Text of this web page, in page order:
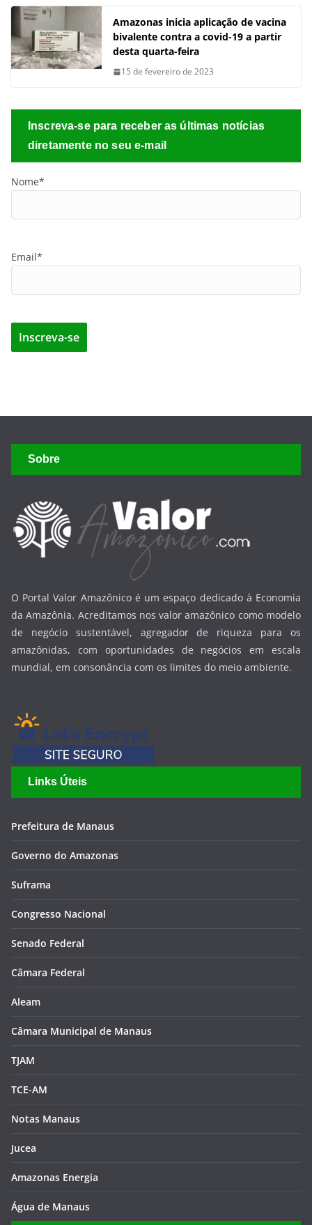
Amazonas inicia aplicação de vacina
bivalente contra a covid-19 a partir
desta quarta-feira
15 de fevereiro de 2023
Inscreva-se para receber as últimas notícias
diretamente no seu e-mail
Nome*
Email*
Sobre
O Portal Valor Amazônico é um espaço dedicado à Economia
da Amazônia. Acreditamos nos valor amazônico como modelo
de negócio sustentável, agregador de riqueza para os
amazônidas, com oportunidades de negócios em escala
mundial, em consonância com os limites do meio ambiente.
Links Úteis
Prefeitura de Manaus
Governo do Amazonas
Suframa
Congresso Nacional
Senado Federal
Câmara Federal
Aleam
Câmara Municipal de Manaus
TJAM
TCE-AM
Notas Manaus
Jucea
Amazonas Energia
Água de Manaus